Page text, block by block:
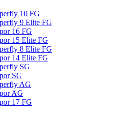
10 FG
9 Elite FG
16 FG
15 Elite FG
8 Elite FG
14 Elite FG
SG
SG
AG
AG
17 FG